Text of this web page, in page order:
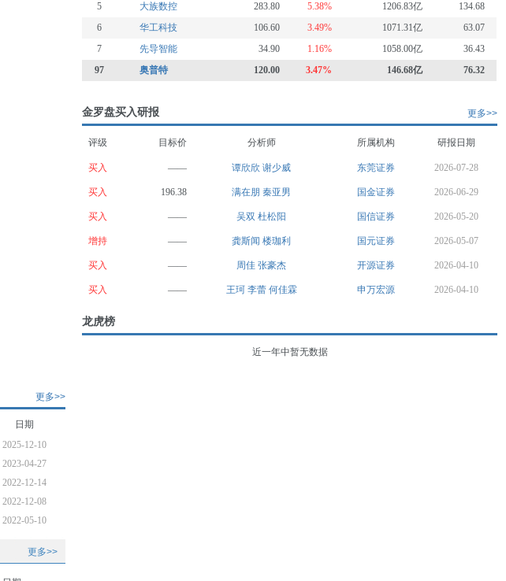
更多>>
日期
2025-12-10
2023-04-27
2022-12-14
2022-12-08
2022-05-10
更多>>
5
大族数控 283.80 5.38% 1206.83亿
134.68
6
华工科技 106.60 3.49% 1071.31亿
63.07
7
先导智能 34.90 1.16% 1058.00亿
36.43
97
奥普特 120.00 3.47% 146.68亿 76.32
更多>>
金罗盘买入研报
评级 目标价 分析师 所属机构 研报日期
买入 —— 谭欣欣谢少威 东莞证券 2026-07-28
买入 196.38 满在朋秦亚男 国金证券 2026-06-29
买入 —— 吴双杜松阳 国信证券 2026-05-20
增持 —— 龚斯闻楼珈利 国元证券 2026-05-07
买入 —— 周佳张豪杰 开源证券 2026-04-10
买入 —— 王珂 李蕾 何佳霖 申万宏源 2026-04-10
龙虎榜
近一年中暂无数据